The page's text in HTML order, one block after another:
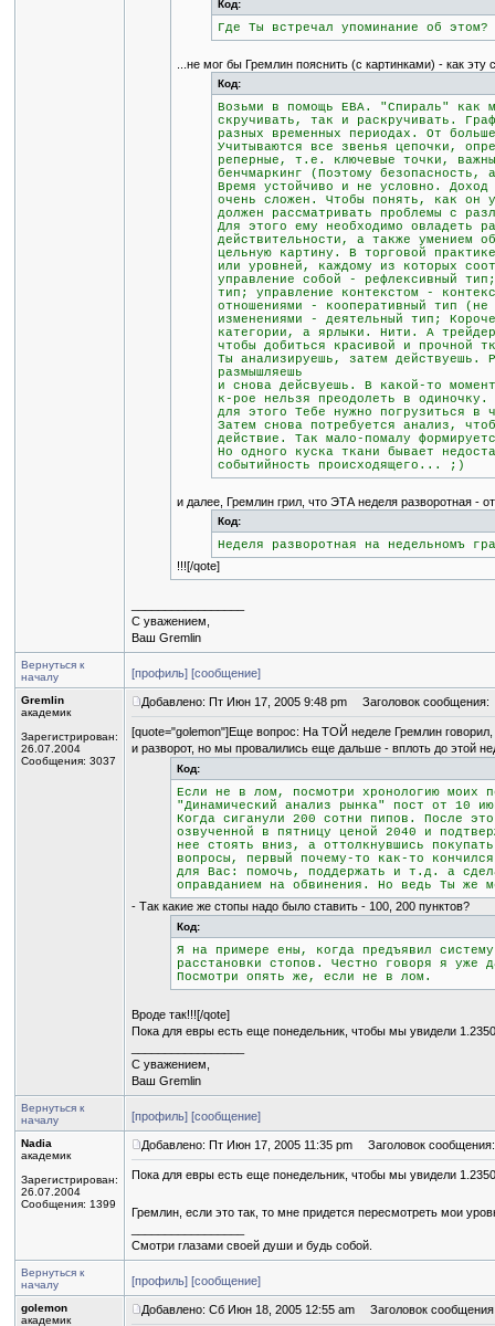
Код:
Где Ты встречал упоминание об этом?
...не мог бы Гремлин пояснить (с картинками) - как эту
Код:
Возьми в помощь ЕВА. "Спираль" как
скручивать, так и раскручивать.
разных временных периодах. От
Учитываются все звенья цепочки,
реперные, т.е. ключевые точки,
бенчмаркинг (Поэтому
Время устойчиво и не условно.
очень сложен. Чтобы понять, как он
должен рассматривать проблемы с
Для этого ему необходимо овладеть
действительности, а также умением
цельную картину. В торговой
или уровней, каждому из которых
управление собой - рефлексивный
тип; управление контекстом -
отношениями - кооперативный тип
изменениями - деятельный тип;
категории, а ярлыки. Нити. А
чтобы добиться красивой и прочной
Ты анализируешь, затем действуешь.
размышляешь
и снова дейсвуешь. В какой-то
к-рое нельзя преодолеть в
для этого Тебе нужно погрузиться в
Затем снова потребуется анализ,
действие. Так мало-помалу
Но одного куска ткани бывает
событийность происходящего... ;)
и далее, Гремлин грил, что ЭТА неделя разворотная -
Код:
Неделя разворотная на недельномъ
!!![/qote]
С уважением,
Ваш Gremlin
Вернуться к
началу
[профиль] [сообщение]
Gremlin
академик
Зарегистрирован:
26.07.2004
Сообщения: 3037
Добавлено: Пт Июн 17, 2005 9:48 pm Заголовок сообщения:
[quote="golemon"]Еще вопрос: На ТОЙ неделе Гремлин
и разворот, но мы провалились еще дальше - вплоть до этой
Код:
Если не в лом, посмотри хронологию моих
"Динамический анализ рынка" пост от 10
Когда сиганули 200 сотни пипов. После
озвученной в пятницу ценой 2040 и
нее стоять вниз, а оттолкнувшись
вопросы, первый почему-то как-то
для Вас: помочь, поддержать и т.д. а
оправданием на обвинения. Но ведь Ты же
- Так какие же стопы надо было ставить - 100, 200 пунктов?
Код:
Я на примере ены, когда предъявил
расстановки стопов. Честно говоря я
Посмотри опять же, если не в лом.
Вроде так!!![/qote]
Пока для евры есть еще понедельник, чтобы мы увидели
С уважением,
Ваш Gremlin
Вернуться к
началу
[профиль] [сообщение]
Nadia
академик
Зарегистрирован:
26.07.2004
Сообщения: 1399
Добавлено: Пт Июн 17, 2005 11:35 pm Заголовок сообщения:
Пока для евры есть еще понедельник, чтобы мы увидели
Гремлин, если это так, то мне придется пересмотреть мои
Смотри глазами своей души и будь собой.
Вернуться к
началу
[профиль] [сообщение]
golemon
академик
Добавлено: Сб Июн 18, 2005 12:55 am Заголовок